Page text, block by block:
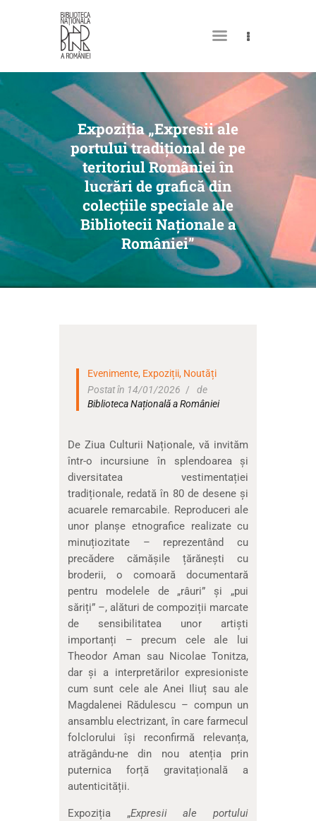
Expoziția „Expresii ale
portului tradițional de pe
teritoriul României în
lucrări de grafică din
colecțiile speciale ale
Bibliotecii Naționale a
României”
DESPRE NOI
PERMISUL MEU DE
BIBLIOTECĂ
CATALOAGE ȘI COLECȚII
BIBLIOTECA DIGITALĂ
EVENIMENTE
CULTURALE
Evenimente, Expoziții, Noutăți
Postat în 14/01/2026
de
Biblioteca Națională a României
De Ziua Culturii Naționale, vă invităm
într-o incursiune în splendoarea și
diversitatea vestimentației
tradiționale, redată în 80 de desene și
acuarele remarcabile. Reproduceri ale
unor planșe etnografice realizate cu
minuțiozitate – reprezentând cu
precădere cămășile țărănești cu
broderii, o comoară documentară
pentru modelele de „râuri” și „pui
săriți” –, alături de compoziții marcate
de sensibilitatea unor artiști
importanți – precum cele ale lui
Theodor Aman sau Nicolae Tonitza,
dar și a interpretărilor expresioniste
cum sunt cele ale Anei Iliuț sau ale
Magdalenei Rădulescu – compun un
ansamblu electrizant, în care farmecul
folclorului își reconfirmă relevanța,
atrăgându-ne din nou atenția prin
puternica forță gravitațională a
autenticității.
Expoziția „Expresii ale portului